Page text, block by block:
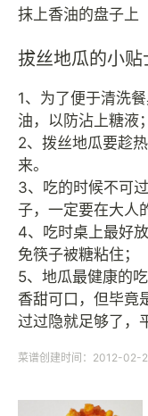
抹上香油的盘子上
拔丝地瓜的小贴
1、为了便于清洗
油，以防沾上糖液；
2、拨丝地瓜要趁
来。
3、吃的时候不可
子，一定要在大人
4、吃时桌上最好
免筷子被糖粘住；
5、地瓜最健康的
香甜可口，但毕竟
过过隐就足够了，
菜谱创建时间：2012-02-